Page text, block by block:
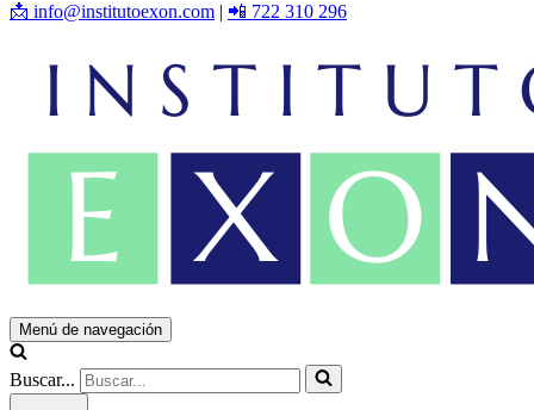
📩 info@institutoexon.com | 📲 722 310 296
Menú de navegación
Buscar...